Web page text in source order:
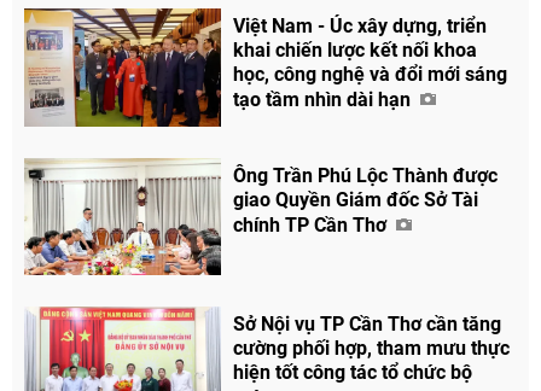
Việt Nam - Úc xây dựng, triển
khai chiến lược kết nối khoa
học, công nghệ và đổi mới sáng
tạo tầm nhìn dài hạn
Ông Trần Phú Lộc Thành được
giao Quyền Giám đốc Sở Tài
chính TP Cần Thơ
Sở Nội vụ TP Cần Thơ cần tăng
cường phối hợp, tham mưu thực
hiện tốt công tác tổ chức bộ